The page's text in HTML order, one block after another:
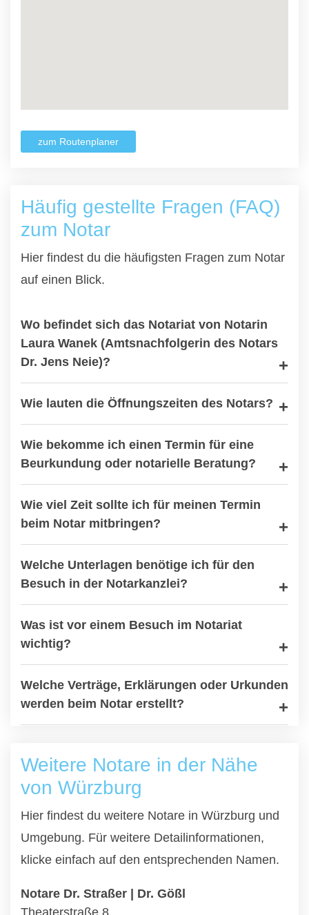
zum Routenplaner
Häufig gestellte Fragen (FAQ)
zum Notar
Hier findest du die häufigsten Fragen zum Notar
auf einen Blick.
Wo befindet sich das Notariat von Notarin
Laura Wanek (Amtsnachfolgerin des Notars
Dr. Jens Neie)?
Wie lauten die Öffnungszeiten des Notars?
Wie bekomme ich einen Termin für eine
Beurkundung oder notarielle Beratung?
Wie viel Zeit sollte ich für meinen Termin
beim Notar mitbringen?
Welche Unterlagen benötige ich für den
Besuch in der Notarkanzlei?
Was ist vor einem Besuch im Notariat
wichtig?
Welche Verträge, Erklärungen oder Urkunden
werden beim Notar erstellt?
Weitere Notare in der Nähe
von Würzburg
Hier findest du weitere Notare in Würzburg und
Umgebung. Für weitere Detailinformationen,
klicke einfach auf den entsprechenden Namen.
Notare Dr. Straßer | Dr. Gößl
Theaterstraße 8